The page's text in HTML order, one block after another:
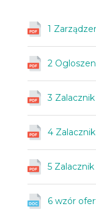
1
2
3
4
5
6 wzór